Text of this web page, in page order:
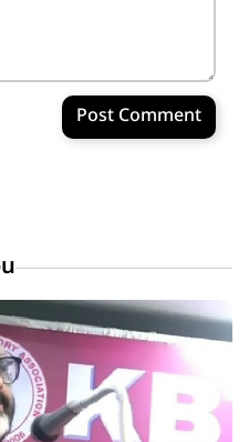
Post Comment